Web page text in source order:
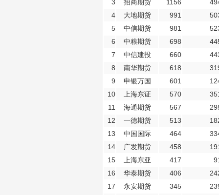
3
招商期货 1156
4
大地期货 991
5
中信期货 981
6
中粮期货 698
7
中信建投 660
8
南华期货 618
9
申银万国 601
10
上海东证 570
11
海通期货 567
12
一德期货 513
13
中国国际 464
14
广发期货 458
15
上海东亚 417
16
华泰期货 406
17
永安期货 345